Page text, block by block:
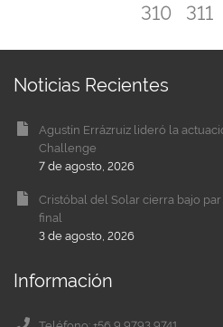
310
311
Noticias Recientes
Agustín Errázruiz lideró la
Challenge
7 de agosto, 2026
Cristóbal del Solar cierra bajo
final
3 de agosto, 2026
Información